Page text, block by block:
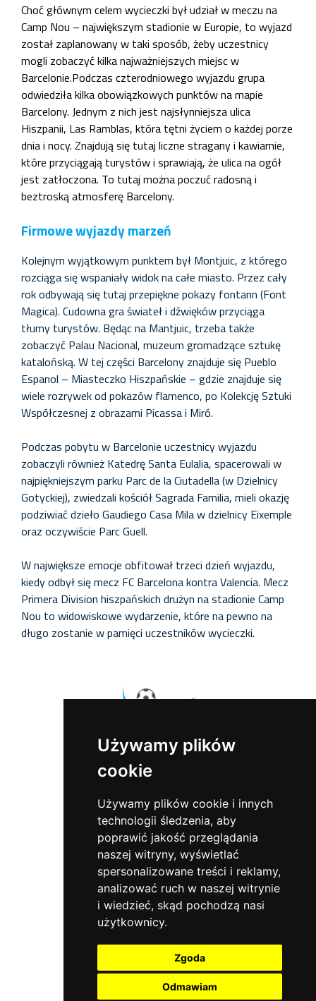
Używamy plików
cookie
Używamy plików cookie i innych
technologii śledzenia, aby
poprawić jakość przeglądania
naszej witryny, wyświetlać
spersonalizowane treści i reklamy,
analizować ruch w naszej witrynie
i wiedzieć, skąd pochodzą nasi
użytkownicy.
Zgoda
Odmawiam
Choć głównym celem wycieczki był udział w meczu na
Camp Nou – największym stadionie w Europie, to wyjazd
został zaplanowany w taki sposób, żeby uczestnicy
mogli zobaczyć kilka najważniejszych miejsc w
Barcelonie.Podczas czterodniowego wyjazdu grupa
odwiedziła kilka obowiązkowych punktów na mapie
Barcelony. Jednym z nich jest najsłynniejsza ulica
Hiszpanii, Las Ramblas, która tętni życiem o każdej porze
dnia i nocy. Znajdują się tutaj liczne stragany i kawiarnie,
które przyciągają turystów i sprawiają, że ulica na ogół
jest zatłoczona. To tutaj można poczuć radosną i
beztroską atmosferę Barcelony.
Firmowe wyjazdy marzeń
Kolejnym wyjątkowym punktem był Montjuic, z którego
rozciąga się wspaniały widok na całe miasto. Przez cały
rok odbywają się tutaj przepiękne pokazy fontann (Font
Magica). Cudowna gra świateł i dźwięków przyciąga
tłumy turystów. Będąc na Mantjuic, trzeba także
zobaczyć Palau Nacional, muzeum gromadzące sztukę
katalońską. W tej części Barcelony znajduje się Pueblo
Espanol – Miasteczko Hiszpańskie – gdzie znajduje się
wiele rozrywek od pokazów flamenco, po Kolekcję Sztuki
Współczesnej z obrazami Picassa i Miró.
Podczas pobytu w Barcelonie uczestnicy wyjazdu
zobaczyli również Katedrę Santa Eulalia, spacerowali w
najpiękniejszym parku Parc de la Ciutadella (w Dzielnicy
Gotyckiej), zwiedzali kościół Sagrada Familia, mieli okazję
podziwiać dzieło Gaudiego Casa Mila w dzielnicy Eixemple
oraz oczywiście Parc Guell.
W największe emocje obfitował trzeci dzień wyjazdu,
kiedy odbył się mecz FC Barcelona kontra Valencia. Mecz
Primera Division hiszpańskich drużyn na stadionie Camp
Nou to widowiskowe wydarzenie, które na pewno na
długo zostanie w pamięci uczestników wycieczki.
Sports Events
55-200 Marcinkowice
tel.:+48 71 302 81 81
e-mail:biuro@sportsevents.pl
O nas
Oferta
Aktualności
Kontakt
Social media